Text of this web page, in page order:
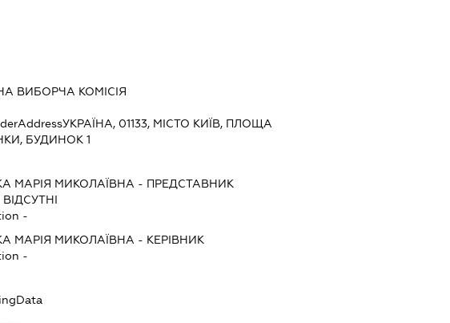
ВИБОРЧА КОМІСІЯ
УКРАЇНА, 01133, МІСТО КИЇВ, ПЛОЩА
БУДИНОК 1
МАРІЯ МИКОЛАЇВНА - ПРЕДСТАВНИК
-
МАРІЯ МИКОЛАЇВНА - КЕРІВНИК
-